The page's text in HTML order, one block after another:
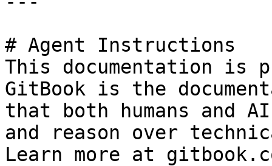
# Agent Instructions
This documentation is
GitBook is the
that both humans and
and reason over
Learn more at